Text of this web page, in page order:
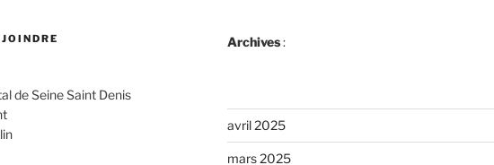
de Seine Saint Denis
Archives:
avril 2025
mars 2025